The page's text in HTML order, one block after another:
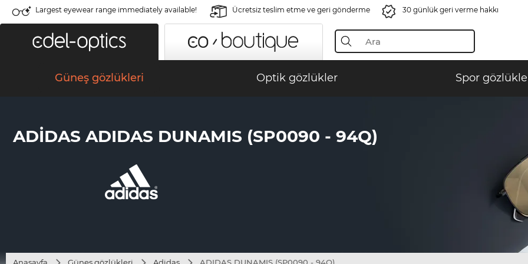
Largest eyewear range immediately available! Ücretsiz teslim etme ve geri gönderme 30 günlük geri verme hakkı
Güneş gözlükleri Optik gözlükler Spor
ADIDAS ADIDAS DUNAMIS (SP0090 - 94Q)